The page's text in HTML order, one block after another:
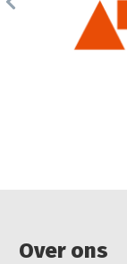
Over ons